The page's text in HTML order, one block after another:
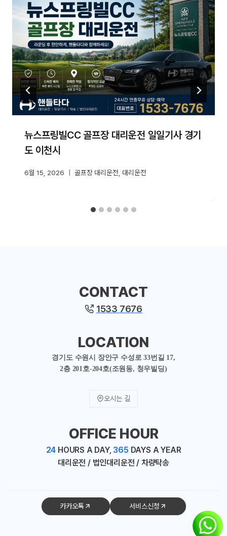
뉴스프링빌CC 골프장 대리운전 일일기사 경기
도 이천시
6월 15, 2026 골프장 대리운전 대리운전
CONTACT
1533 7676
LOCATION
경기도 수원시 장안구 수성로 33번길 17,
2층 201호-204호(조원동, 청우빌딩)
오시는 길
OFFICE HOUR
24 HOURS A DAY, 365 DAYS A YEAR
대리운전 / 법인대리운전 / 차량탁송
카카오톡 서비스신청